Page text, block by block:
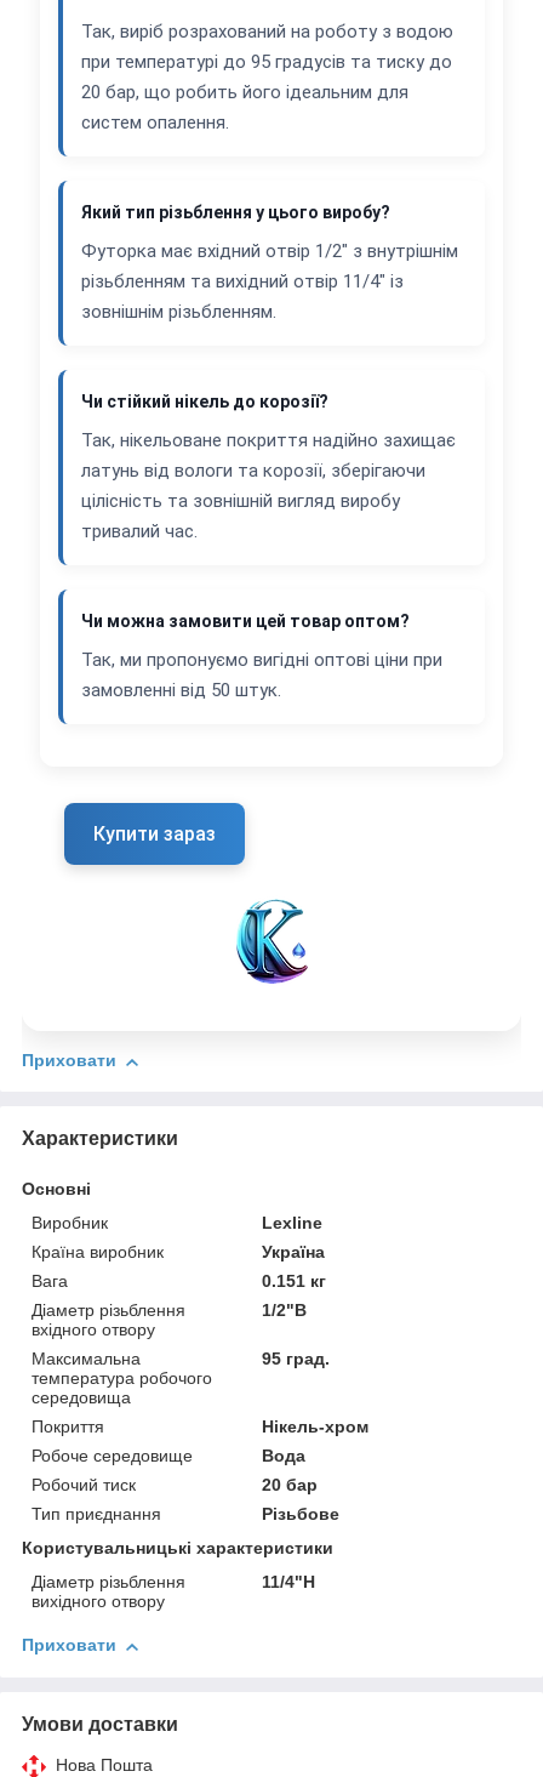
Так, виріб розрахований на роботу з водою
при температурі до 95 градусів та тиску до
20 бар, що робить його ідеальним для
систем опалення.
Який тип різьблення у цього виробу?
Футорка має вхідний отвір 1/2" з внутрішнім
різьбленням та вихідний отвір 11/4" із
зовнішнім різьбленням.
Чи стійкий нікель до корозії?
Так, нікельоване покриття надійно захищає
латунь від вологи та корозії, зберігаючи
цілісність та зовнішній вигляд виробу
тривалий час.
Чи можна замовити цей товар оптом?
Так, ми пропонуємо вигідні оптові ціни при
замовленні від 50 штук.
Купити зараз
Приховати
Характеристики
Основні
Виробник
Lexline
Країна виробник
Україна
Вага
0.151 кг
Діаметр різьблення
вхідного отвору
1/2"В
Максимальна
температура робочого
середовища
95 град.
Покриття
Нікель-хром
Робоче середовище
Вода
Робочий тиск
20 бар
Тип приєднання
Різьбове
Користувальницькі характеристики
Діаметр різьблення
вихідного отвору
11/4"Н
Приховати
Умови доставки
Нова Пошта